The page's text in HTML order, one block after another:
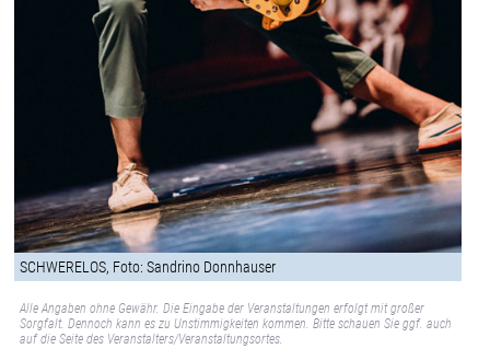
SCHWERELOS, Foto: Sandrino Donnhauser
Alle Angaben ohne Gewähr. Die Eingabe der Veranstaltungen erfolgt mit großer
Sorgfalt. Dennoch kann es zu Unstimmigkeiten kommen. Bitte schauen Sie ggf. auch
auf die Seite des Veranstalters/Veranstaltungsortes.